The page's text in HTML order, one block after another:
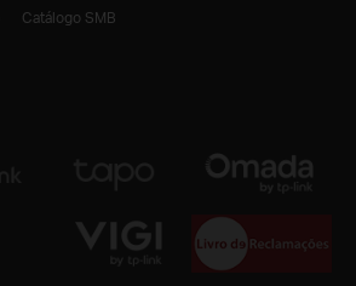
Catálogo SMB